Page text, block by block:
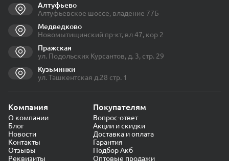
Алтуфьево
Алтуфьевское шоссе, владение 77Б
Медведково
Новомытищинский пр-кт, вл 47, кор 2
Пражская
ул. Подольских Курсантов, д. 3, стр. 29
Кузьминки
ул. Ташкентская д.28 стр. 1
Компания
О компании
Блог
Новости
Контакты
Отзывы
Реквизиты
Покупателям
Вопрос-ответ
Акции и скидки
Доставка и оплата
Гарантия
Подбор Акб
Оптовые продажи